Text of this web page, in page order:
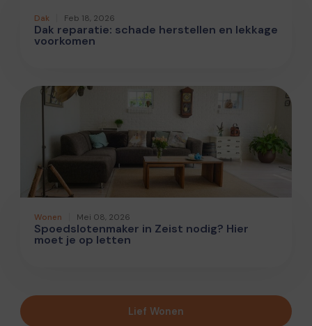
Dak Feb 18, 2026
Dak reparatie: schade herstellen en lekkage
voorkomen
Wonen Mei 08, 2026
Spoedslotenmaker in Zeist nodig? Hier
moet je op letten
Lief Wonen